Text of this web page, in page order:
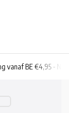
vanaf BE €4,95 - NL